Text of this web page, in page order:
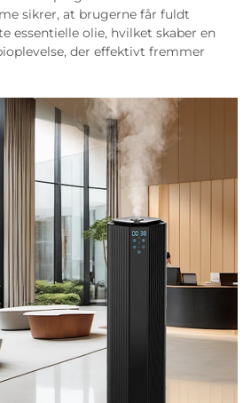
sikrer, at brugerne får fuldt
essentielle olie, hvilket skaber en
der effektivt fremmer